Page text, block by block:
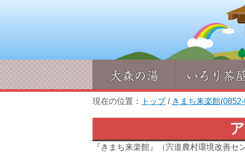
現在の位置： トップ/ きまち来楽館
『きまち来楽館』（宍道農村環境改善セ